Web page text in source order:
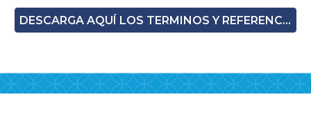
DESCARGA AQUÍ LOS TERMINOS Y REFERENCIAS